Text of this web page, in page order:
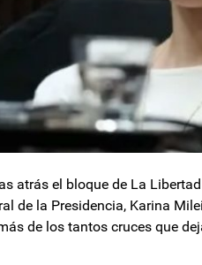
atrás el bloque de La
de la Presidencia, Karina
de los tantos cruces que